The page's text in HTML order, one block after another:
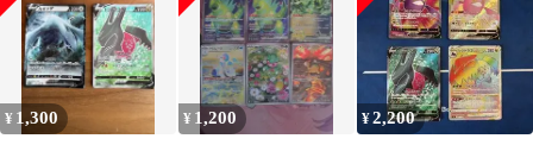
¥ 1,300 ¥ 1,200 ¥2,200